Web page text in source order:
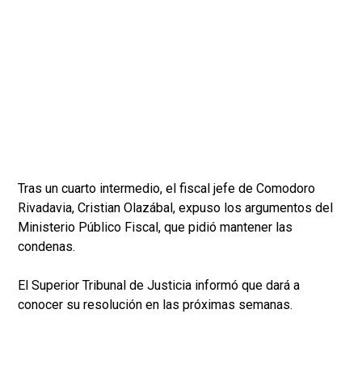
Tras un cuarto intermedio, el fiscal jefe de Comodoro
Rivadavia, Cristian Olazábal, expuso los argumentos del
Ministerio Público Fiscal, que pidió mantener las
condenas.
El Superior Tribunal de Justicia informó que dará a
conocer su resolución en las próximas semanas.